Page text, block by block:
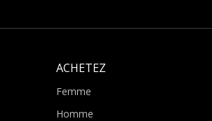
ACHETEZ
Femme
Homme